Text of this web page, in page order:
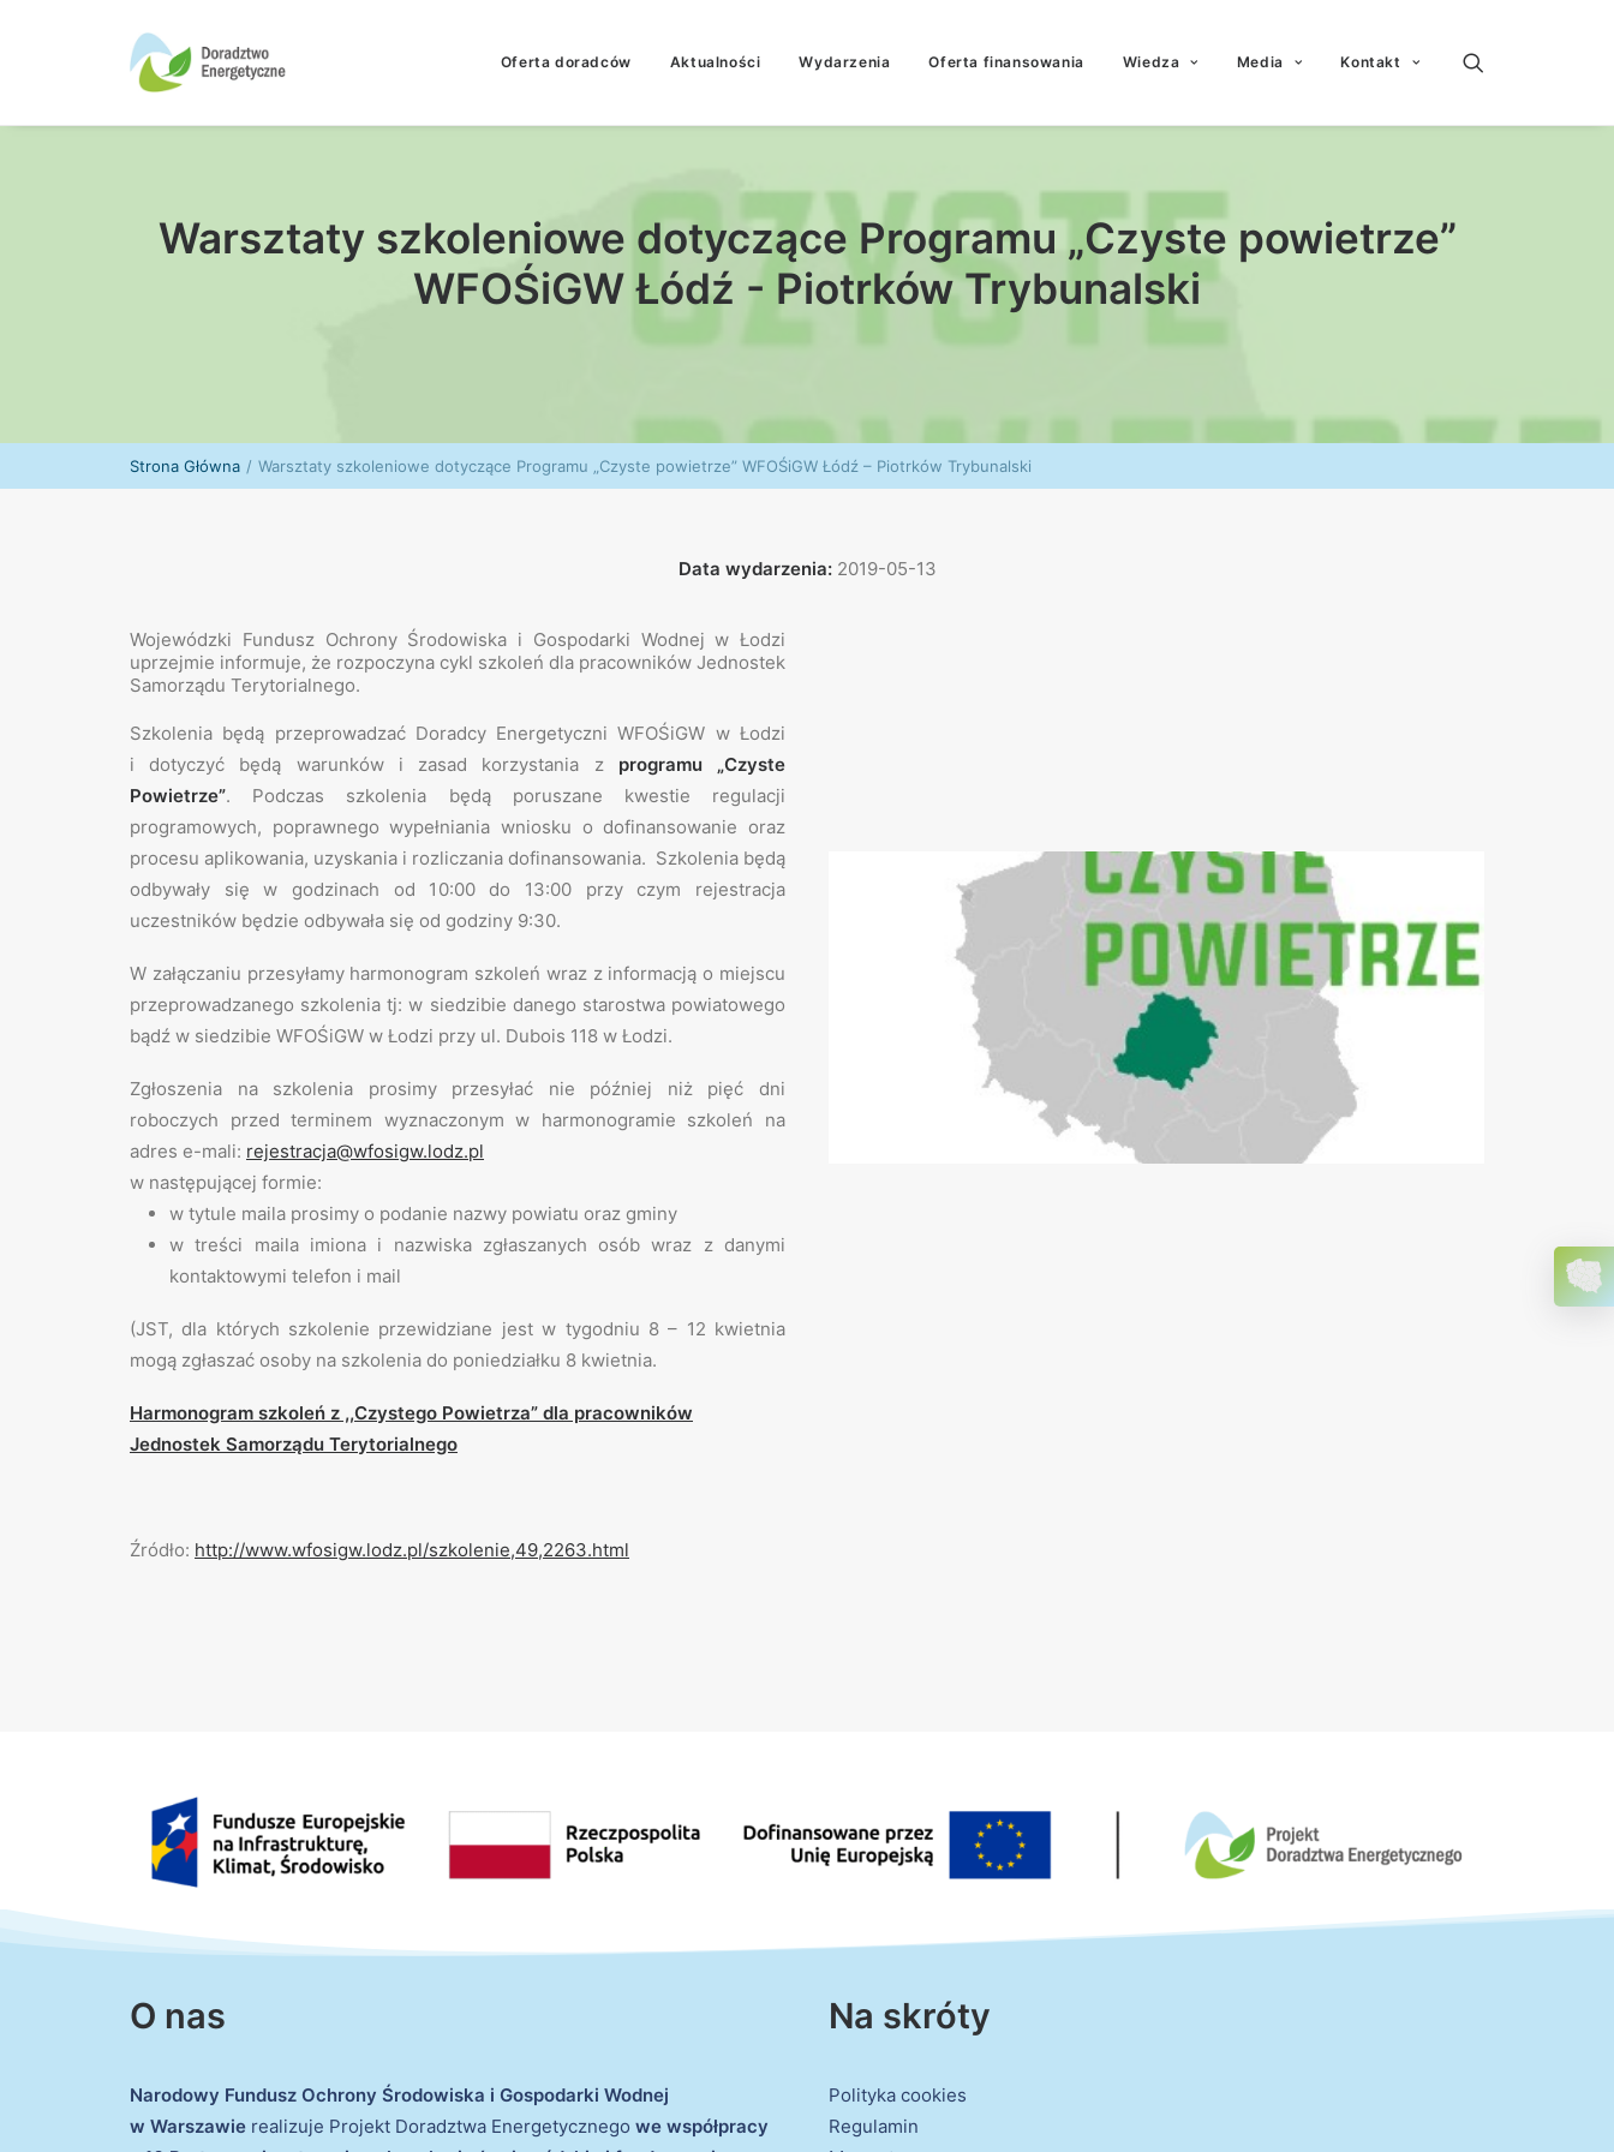
Oferta doradców Aktualności Wydarzenia Oferta finansowania Wiedza Media Kontakt
Warsztaty szkoleniowe dotyczące Programu „Czyste powietrze”
WFOŚiGW Łódź - Piotrków Trybunalski
Strona Główna Warsztaty szkoleniowe dotyczące Programu „Czyste powietrze” WFOŚiGW Łódź – Piotrków Trybunalski
Data wydarzenia:2019-05-13
Wojewódzki Fundusz Ochrony Środowiska i Gospodarki Wodnej w Łodzi
uprzejmie informuje, że rozpoczyna cykl szkoleń dla pracowników Jednostek
Samorządu Terytorialnego.
Szkolenia będą przeprowadzać Doradcy Energetyczni WFOŚiGW w Łodzi
i dotyczyć będą warunków i zasad korzystania z programu „Czyste
Powietrze”. Podczas szkolenia będą poruszane kwestie regulacji
programowych, poprawnego wypełniania wniosku o dofinansowanie oraz
procesu aplikowania, uzyskania i rozliczania dofinansowania. Szkolenia będą
odbywały się w godzinach od 10:00 do 13:00 przy czym rejestracja
uczestników będzie odbywała się od godziny 9:30.
W załączaniu przesyłamy harmonogram szkoleń wraz z informacją o miejscu
przeprowadzanego szkolenia tj: w siedzibie danego starostwa powiatowego
bądź w siedzibie WFOŚiGW w Łodzi przy ul. Dubois 118 w Łodzi.
Zgłoszenia na szkolenia prosimy przesyłać nie później niż pięć dni
roboczych przed terminem wyznaczonym w harmonogramie szkoleń na
adres e-mali: rejestracja@wfosigw.lodz.pl
w następującej formie:
w tytule maila prosimy o podanie nazwy powiatu oraz gminy
w treści maila imiona i nazwiska zgłaszanych osób wraz z danymi
kontaktowymi telefon i mail
(​JST, dla których szkolenie przewidziane jest w tygodniu 8 – 12 kwietnia
mogą zgłaszać osoby na szkolenia do poniedziałku 8 kwietnia.
Harmonogram szkoleń z ,,Czystego Powietrza” dla pracowników
Jednostek Samorządu Terytorialnego
Źródło: http://www.wfosigw.lodz.pl/szkolenie,49,2263.html
O nas
Narodowy Fundusz Ochrony Środowiska i Gospodarki Wodnej
w Warszawie realizuje Projekt Doradztwa Energetycznego we współpracy
Na skróty
Polityka cookies
Regulamin